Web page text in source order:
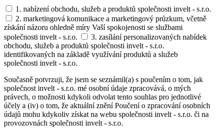
1. nabízení obchodu, služeb a produktů společnosti invelt - s.r.o.
2. marketingová komunikace a marketingový průzkum, včetně
získání názoru ohledně míry Vaší spokojenosti se službami
společnosti invelt - s.r.o.
3. zasílání personalizovaných nabídek
obchodu, služeb a produktů společnosti invelt - s.r.o.
identifikovaných na základě využívání produktů a služeb
společnosti invelt - s.r.o.
Současně potvrzuji, že jsem se seznámil(a) s poučením o tom, jak
společnost invelt - s.r.o. mé osobní údaje zpracovává, o mých
právech, o možnosti kdykoli odvolat tento souhlas pro jednotlivé
účely a (iv) o tom, že aktuální znění Poučení o zpracování osobních
údajů mohu kdykoliv získat na webu společnosti invelt - s.r.o. či na
provozovnách společnosti invelt - s.r.o.